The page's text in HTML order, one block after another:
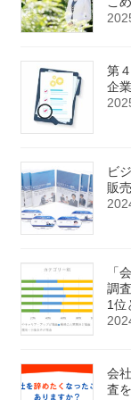
第
企
ビ
販
「
調
1位
会
査